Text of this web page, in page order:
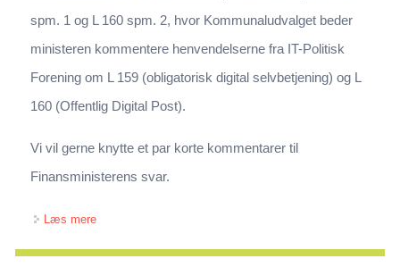
spm. 1 og L 160 spm. 2, hvor Kommunaludvalget beder
ministeren kommentere henvendelserne fra IT-Politisk
Forening om L 159 (obligatorisk digital selvbetjening) og L
160 (Offentlig Digital Post).
Vi vil gerne knytte et par korte kommentarer til
Finansministerens svar.
Læs mereom Kommentar til Finansministeren svar på L 159 spm 1
og L 160 spm 2 (henvendelse fra IT-Pol til